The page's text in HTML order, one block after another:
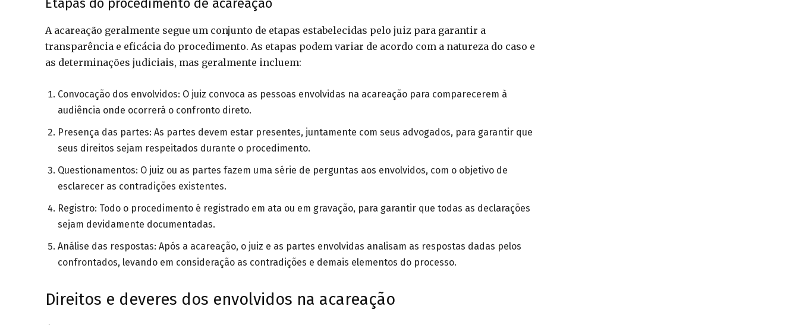
Etapas do procedimento de acareação
A acareação geralmente segue um conjunto de etapas estabelecidas pelo juiz para garantir a
transparência e eficácia do procedimento. As etapas podem variar de acordo com a natureza do caso e
as determinações judiciais, mas geralmente incluem:
Convocação dos envolvidos: O juiz convoca as pessoas envolvidas na acareação para comparecerem à
audiência onde ocorrerá o confronto direto.
Presença das partes: As partes devem estar presentes, juntamente com seus advogados, para garantir que
seus direitos sejam respeitados durante o procedimento.
Questionamentos: O juiz ou as partes fazem uma série de perguntas aos envolvidos, com o objetivo de
esclarecer as contradições existentes.
Registro: Todo o procedimento é registrado em ata ou em gravação, para garantir que todas as declarações
sejam devidamente documentadas.
Análise das respostas: Após a acareação, o juiz e as partes envolvidas analisam as respostas dadas pelos
confrontados, levando em consideração as contradições e demais elementos do processo.
Direitos e deveres dos envolvidos na acareação